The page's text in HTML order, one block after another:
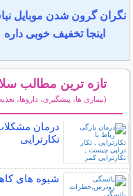
نگران گرون شدن موبایل
اینجا تخفیف خوبی داره
تازه ترین مطالب
(بیماری ها، پیشگیری، داروها،
درمان
تکارتراپی
شیوه های